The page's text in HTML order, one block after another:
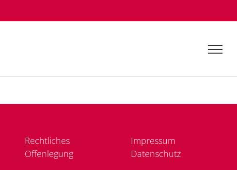
Recht­li­ches
Of­fen­le­gung
Im­pres­sum
Da­ten­schutz